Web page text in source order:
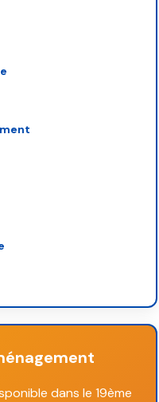
dans le 19ème